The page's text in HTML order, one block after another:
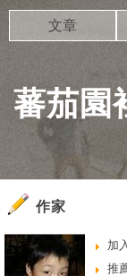
蕃茄園
文章
作家
加
推